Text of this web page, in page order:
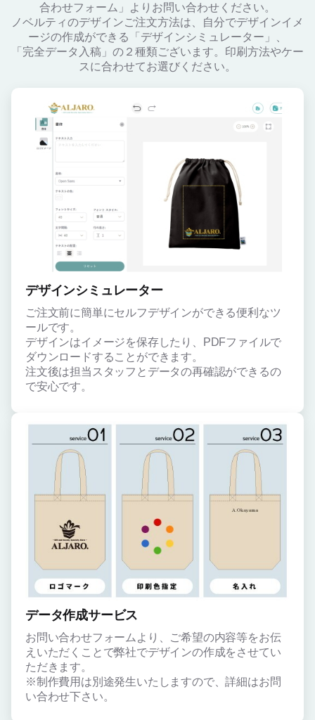
合わせフォーム」よりお問い合わせください。
ノベルティのデザインご注文方法は、自分でデザインイメ
ージの作成ができる「デザインシミュレーター」、
「完全データ入稿」の２種類ございます。印刷方法やケー
スに合わせてお選びください。
デザインシミュレーター
ご注文前に簡単にセルフデザインができる便利なツ
ールです。
デザインはイメージを保存したり、PDFファイルで
ダウンロードすることができます。
注文後は担当スタッフとデータの再確認ができるの
で安心です。
データ作成サービス
お問い合わせフォームより、ご希望の内容等をお伝
えいただくことで弊社でデザインの作成をさせてい
ただきます。
※制作費用は別途発生いたしますので、詳細はお問
い合わせ下さい。